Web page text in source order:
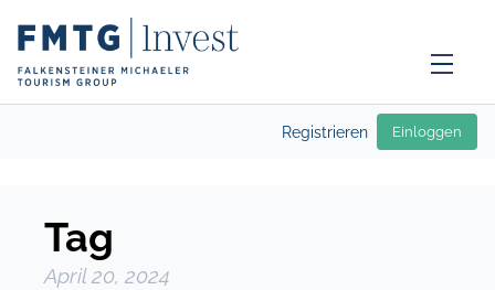
Registrieren Einloggen
Tag
April 20, 2024